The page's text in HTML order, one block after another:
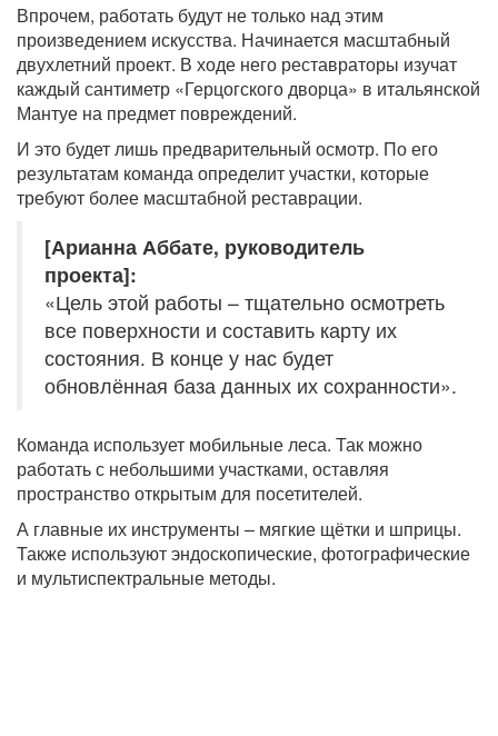
Впрочем, работать будут не только над этим
произведением искусства. Начинается масштабный
двухлетний проект. В ходе него реставраторы изучат
каждый сантиметр «Герцогского дворца» в итальянской
Мантуе на предмет повреждений.
И это будет лишь предварительный осмотр. По его
результатам команда определит участки, которые
требуют более масштабной реставрации.
[Арианна Аббате, руководитель
проекта]:
«Цель этой работы – тщательно осмотреть
все поверхности и составить карту их
состояния. В конце у нас будет
обновлённая база данных их сохранности».
Команда использует мобильные леса. Так можно
работать с небольшими участками, оставляя
пространство открытым для посетителей.
А главные их инструменты – мягкие щётки и шприцы.
Также используют эндоскопические, фотографические
и мультиспектральные методы.